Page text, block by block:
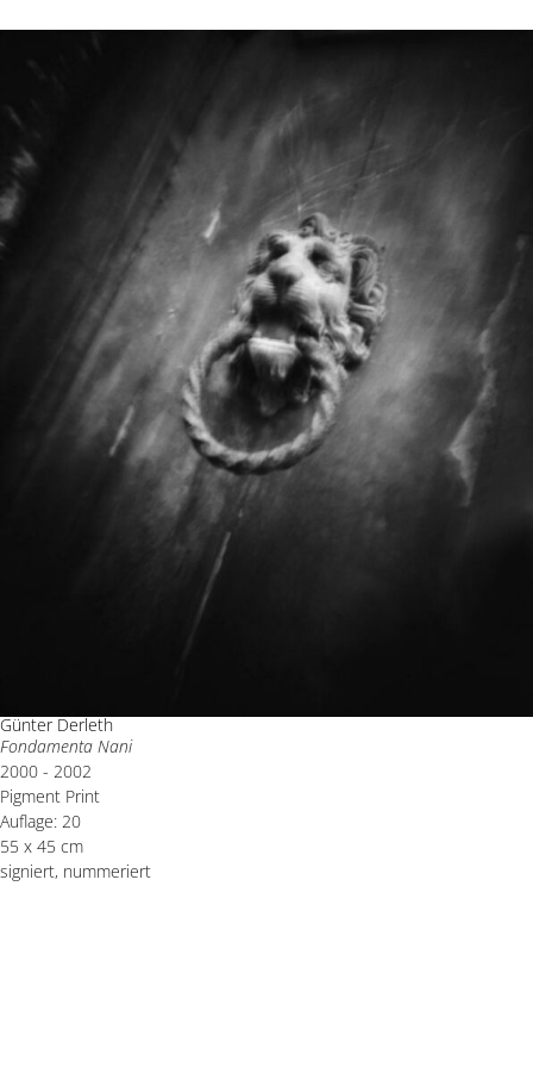
Günter Derleth
Fondamenta Nani
2000 - 2002
Pigment Print
Auflage: 20
55 x 45 cm
signiert, nummeriert